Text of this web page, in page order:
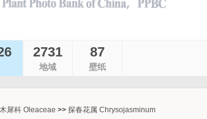
2731
地域
87
壁纸
木犀科 Oleaceae >> 探春花属 Chrysojasminum